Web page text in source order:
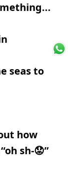
seas to
how
sh-😟”